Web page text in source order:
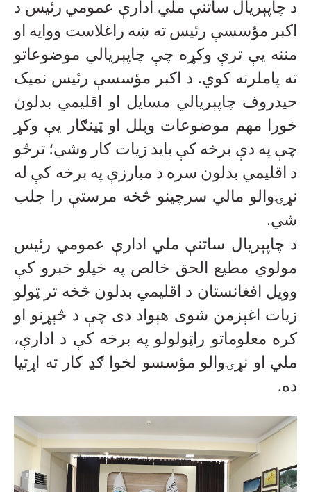
د چاپېریال ساتنې ملي ادارې عمومي رئیس د
اکبر مؤسسې رئیس ته ښه راغلاست ووایه او
مننه یې ترې وکړه چې چاپېریالي موضوعاتو
ته پاملرنه کوي. د اکبر مؤسسې رئیس نمیک
حیدروف چاپېریالي مسایل او اقلیمي بدلون
خورا مهم موضوعات وبلل او ټینګار یې وکړ
چې په دې برخه کې باید زیات کار وشي؛ ترڅو
د اقلیمي بدلون سره د مبارزې په برخه کې له
نړۍوالو مالي سرچینو څخه مرستې را جلب
شي.
د چاپېریال ساتنې ملي ادارې عمومي رئیس
مولوي مطیع الحق خالص په خپلو خبرو کې
وویل افغانستان د اقلیمي بدلون څخه تر ټولو
زیات اغېزمن شوی هېواد دی چې د څېړنو او
کره معلوماتو راټولولو په برخه کې د ادارې،
ملي او نړۍوالو مؤسسو لخوا ګډ کار ته اړتیا
ده.